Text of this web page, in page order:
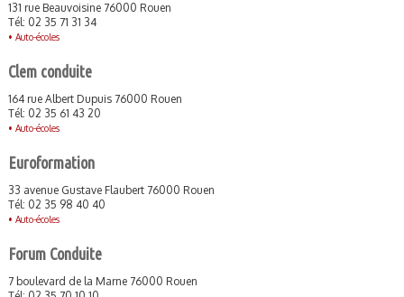
131 rue Beauvoisine 76000 Rouen
Tél: 02 35 71 31 34
• Auto-écoles
Clem conduite
164 rue Albert Dupuis 76000 Rouen
Tél: 02 35 61 43 20
• Auto-écoles
Euroformation
33 avenue Gustave Flaubert 76000 Rouen
Tél: 02 35 98 40 40
• Auto-écoles
Forum Conduite
7 boulevard de la Marne 76000 Rouen